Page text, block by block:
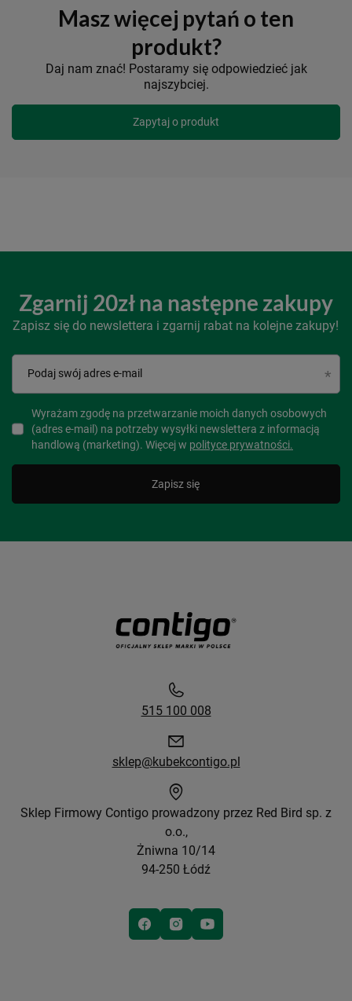
Masz więcej pytań o ten
produkt?
Daj nam znać! Postaramy się odpowiedzieć jak
najszybciej.
Zapytaj o produkt
Zgarnij 20zł na następne zakupy
Zapisz się do newslettera i zgarnij rabat na kolejne zakupy!
Podaj swój adres e-mail
Wyrażam zgodę na przetwarzanie moich danych osobowych
(adres e-mail) na potrzeby wysyłki newslettera z informacją
handlową (marketing). Więcej w polityce prywatności.
Zapisz się
515 100 008
sklep@kubekcontigo.pl
Sklep Firmowy Contigo prowadzony przez Red Bird sp. z
o.o.,
Żniwna 10/14
94-250 Łódź